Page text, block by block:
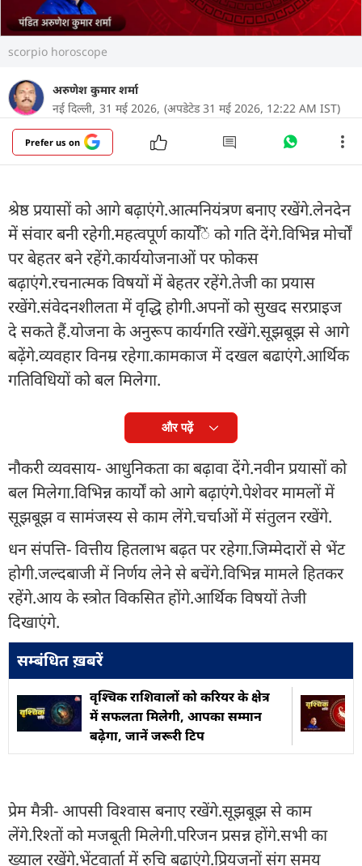
scorpio horoscope
अरुणेश कुमार शर्मा
नई दिल्ली, 31 मई 2026, (अपडेटेड 31 मई 2026, 12:22 AM IST)
Prefer us on
श्रेष्ठ प्रयासों को आगे बढ़ाएंगे.आत्मनियंत्रण बनाए रखेंगे.लेनदेन
में संवार बनी रहेगी.महत्वपूर्ण कार्योंें को गति देंगे.विभिन्न मोर्चाें
पर बेहतर बने रहेंगे.कार्ययोजनाओं पर फोकस
बढ़ाएंगे.रचनात्मक विषयों में बेहतर रहेंगे.तेजी का प्रयास
रखेंगे.संवेदनशीलता में वृद्धि होगी.अपनों को सुखद सरप्राइज
दे सकते हैं.योजना के अनुरूप कार्यगति रखेंगे.सूझबूझ से आगे
बढ़ेंगे.व्यवहार विनम्र रहेगा.कामकाज में दखल बढाएंगे.आर्थिक
गतिविधियों को बल मिलेगा.
और पढ़ें
नौकरी व्यवसाय- आधुनिकता का बढ़ावा देंगे.नवीन प्रयासों को
बल मिलेगा.विभिन्न कार्यों को आगे बढ़ाएंगे.पेशेवर मामलों में
सूझबूझ व सामंजस्य से काम लेंगे.चर्चाओं में संतुलन रखेंगे.
धन संपत्ति- वित्तीय हितलाभ बढ़त पर रहेगा.जिम्मेदारों से भेंट
होगी.जल्दबाजी में निर्णय लेने से बचेंगे.विभिन्न मामले हितकर
रहेंगे.आय के स्त्रोत विकसित होंगे.आर्थिक विषयों तेजी
दिखाएंगे.
सम्बंधित ख़बरें
वृश्चिक राशिवालों को करियर के क्षेत्र
में सफलता मिलेगी, आपका सम्मान
बढ़ेगा, जानें जरूरी टिप
प्रेम मैत्री- आपसी विश्वास बनाए रखेंगे.सूझबूझ से काम
लेंगे.रिश्तों को मजबूती मिलेगी.परिजन प्रसन्न होंगे.सभी का
ख्याल रखेंगे.भेंटवार्ता में रुचि बढ़ाएंगे.प्रियजनों संग समय